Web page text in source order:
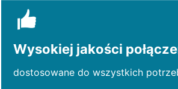
Wysokiej jakości
dostosowane do wszystkich